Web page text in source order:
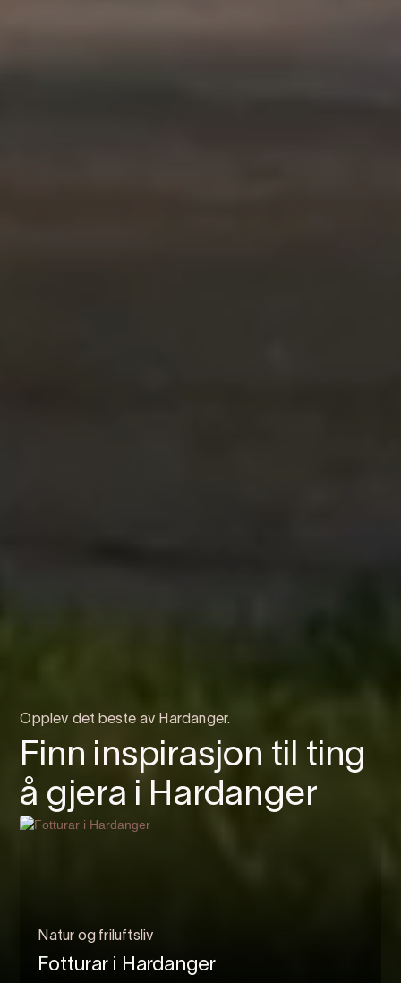
Opplev det beste av Hardanger.
Finn inspirasjon til ting
å gjera i Hardanger
Natur og friluftsliv
Fotturar i Hardanger